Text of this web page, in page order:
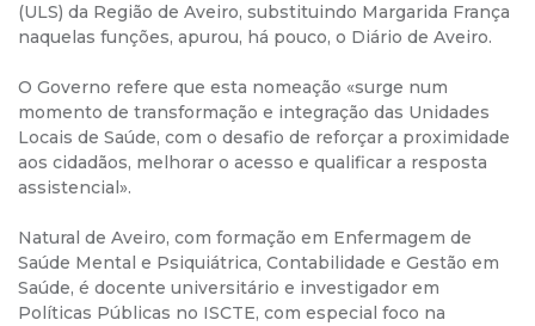
(ULS) da Região de Aveiro, substituindo Margarida França
naquelas funções, apurou, há pouco, o Diário de Aveiro.
O Governo refere que esta nomeação «surge num
momento de transformação e integração das Unidades
Locais de Saúde, com o desafio de reforçar a proximidade
aos cidadãos, melhorar o acesso e qualificar a resposta
assistencial».
Natural de Aveiro, com formação em Enfermagem de
Saúde Mental e Psiquiátrica, Contabilidade e Gestão em
Saúde, é docente universitário e investigador em
Políticas Públicas no ISCTE, com especial foco na